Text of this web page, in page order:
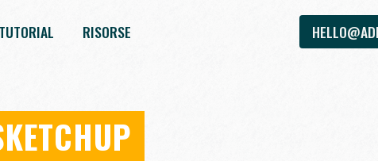
TUTORIAL RISORSE